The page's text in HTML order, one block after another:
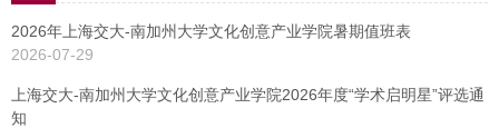
2026年上海交大-南加州大学文化创意产业学院暑期值班表
2026-07-29
上海交大-南加州大学文化创意产业学院2026年度“学术启明星”评选通
知